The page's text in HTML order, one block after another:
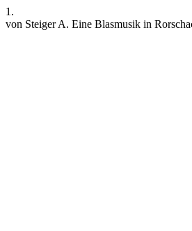
1.
von Steiger A. Eine Blasmusik in